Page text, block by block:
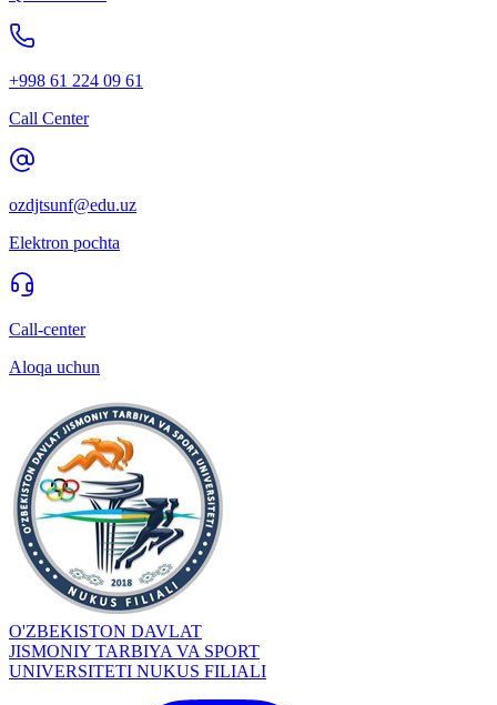
+998 61 224 09 61
Call Center
ozdjtsunf@edu.uz
Elektron pochta
Call-center
Aloqa uchun
O'ZBEKISTON DAVLAT
JISMONIY TARBIYA VA SPORT
UNIVERSITETI NUKUS FILIALI